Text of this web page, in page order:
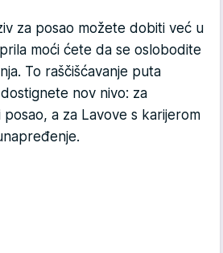
za posao možete dobiti već u
moći ćete da se oslobodite
To raščišćavanje puta
nov nivo: za
a za Lavove s karijerom